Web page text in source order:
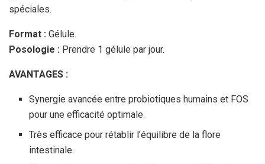
spéciales.
Format : Gélule.
Posologie : Prendre 1 gélule par jour.
AVANTAGES :
Synergie avancée entre probiotiques humains et FOS
pour une efficacité optimale.
Très efficace pour rétablir l’équilibre de la flore
intestinale.